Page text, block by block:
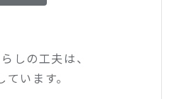
しの工夫は、
います。